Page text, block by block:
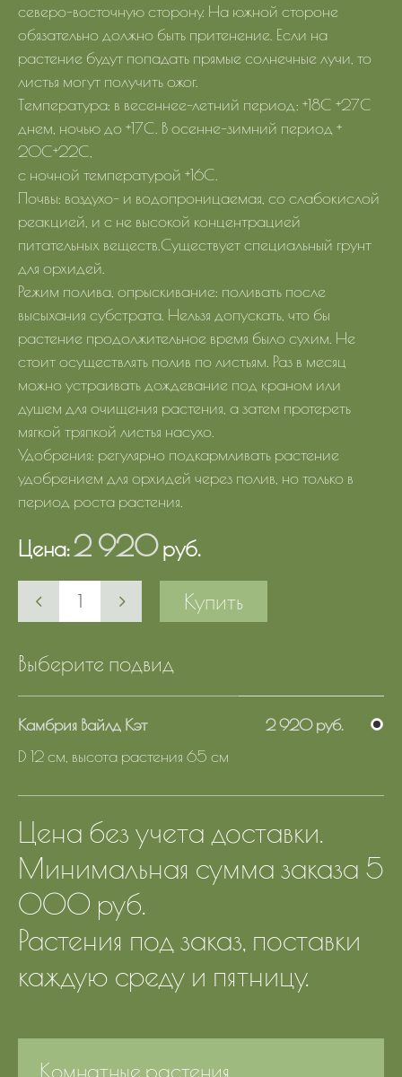
северо-восточную сторону. На южной стороне
обязательно должно быть притенение. Если на
растение будут попадать прямые солнечные лучи, то
листья могут получить ожог.
Температура: в весеннее-летний период: +18С +27С
днем, ночью до +17С. В осенне-зимний период +
20С+22С,
с ночной температурой +16С.
Почвы: воздухо- и водопроницаемая, со слабокислой
реакцией, и с не высокой концентрацией
питательных веществ.Существует специальный грунт
для орхидей.
Режим полива, опрыскивание: поливать после
высыхания субстрата. Нельзя допускать, что бы
растение продолжительное время было сухим. Не
стоит осуществлять полив по листьям. Раз в месяц
можно устраивать дождевание под краном или
душем для очищения растения, а затем протереть
мягкой тряпкой листья насухо.
Удобрения: регулярно подкармливать растение
удобрением для орхидей через полив, но только в
период роста растения.
Цена:2 920руб.
Купить
Выберите подвид
Камбрия Вайлд Кэт
D 12 см, высота растения 65 см
2 920 руб.
Цена без учета доставки.
Минимальная сумма заказа 5
000 руб.
Растения под заказ, поставки
каждую среду и пятницу.
Комнатные растения